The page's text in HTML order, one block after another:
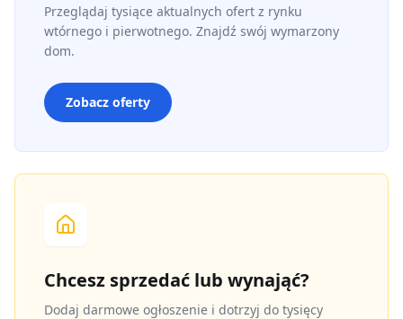
Przeglądaj tysiące aktualnych ofert z rynku
wtórnego i pierwotnego. Znajdź swój wymarzony
dom.
Zobacz oferty
Chcesz sprzedać lub wynająć?
Dodaj darmowe ogłoszenie i dotrzyj do tysięcy